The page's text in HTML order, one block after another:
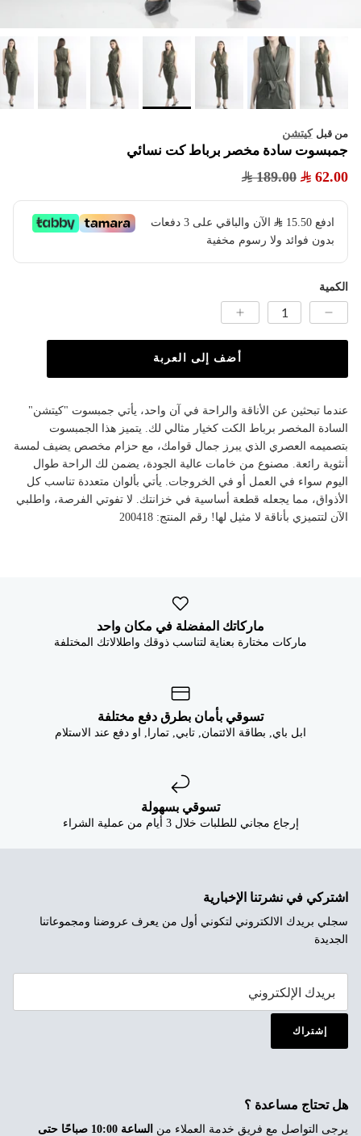
من قبل كيتشن
جمبسوت سادة مخصر برباط كت نسائي
62.00
189.00
ادفع 15.50
​ الآن والباقي على 3 دفعات
بدون فوائد ولا رسوم مخفية
الكمية
أضف إلى العربة
عندما تبحثين عن الأناقة والراحة في آن واحد، يأتي جمبسوت "كيتشن"
السادة المخصر برباط الكت كخيار مثالي لك. يتميز هذا الجمبسوت
بتصميمه العصري الذي يبرز جمال قوامك، مع حزام مخصص يضيف لمسة
أنثوية رائعة. مصنوع من خامات عالية الجودة، يضمن لك الراحة طوال
اليوم سواء في العمل أو في الخروجات. يأتي بألوان متعددة تناسب كل
الأذواق، مما يجعله قطعة أساسية في خزانتك. لا تفوتي الفرصة، واطلبي
الآن لتتميزي بأناقة لا مثيل لها! رقم المنتج: 200418
ماركاتك المفضلة في مكان واحد
ماركات مختارة بعناية لتناسب ذوقك واطلالاتك المختلفة
تسوقي بأمان بطرق دفع مختلفة
ابل باي, بطاقة الائتمان, تابي, تمارا, او دفع عند الاستلام
تسوقي بسهولة
إرجاع مجاني للطلبات خلال 3 أيام من عملية الشراء
اشتركي في نشرتنا الإخبارية
سجلي بريدك الالكتروني لتكوني أول من يعرف عروضنا ومجموعاتنا
الجديدة
إشتراك
هل تحتاج مساعدة ؟
يرجى التواصل مع فريق خدمة العملاء من
الساعة 10:00 صباحًا حتى